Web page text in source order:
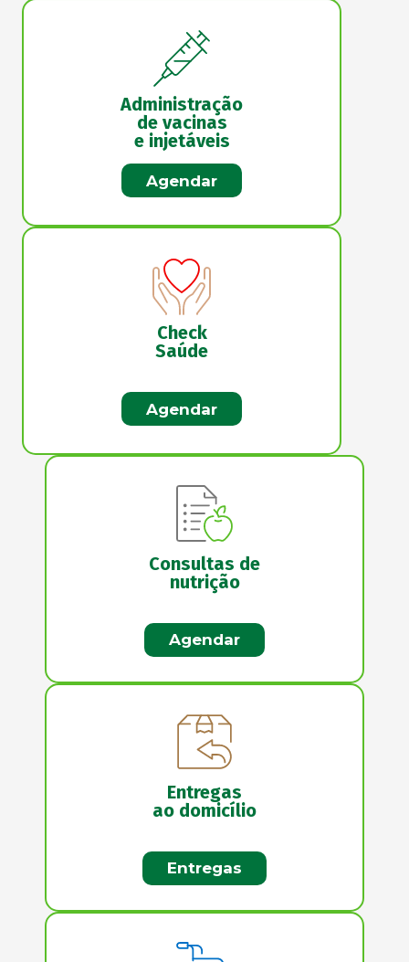
Administração
de vacinas
e injetáveis
Agendar
Check
Saúde
Agendar
Consultas de
nutrição
Agendar
Entregas
ao domicílio
Entregas